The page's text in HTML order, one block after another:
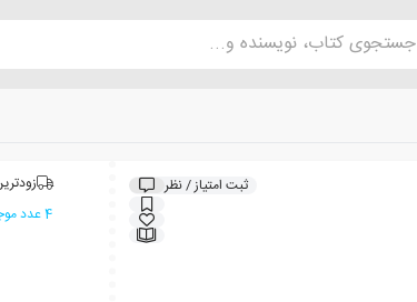
جستجوی کتاب، نویسنده و...
ثبت امتیاز / نظر
4 عدد موجود در انبار ایران کتاب